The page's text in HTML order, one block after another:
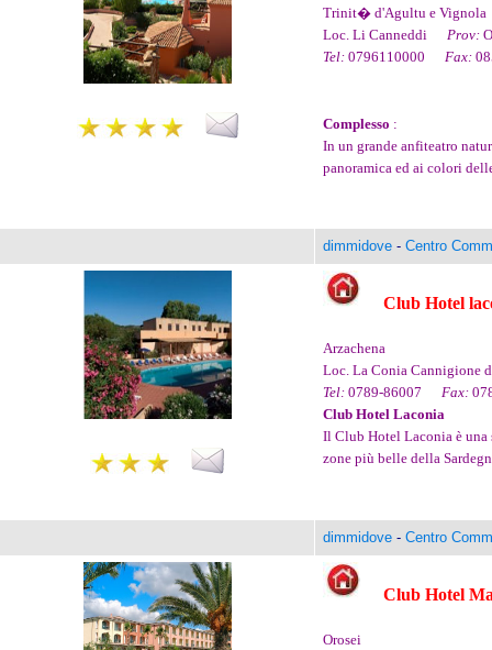
Trinit� d'Agultu e Vignola
Loc. Li Canneddi Prov:
Tel: 0796110000 Fax:
Complesso :
In un grande anfiteatro
panoramica ed ai colori
dimmidove- Centro
Club Hotel
Arzachena
Loc. La Conia
Tel: 0789-86007 Fax:
Club Hotel Laconia
Il Club Hotel Laconia è una
zone più belle della
dimmidove- Centro
Club Hotel
Orosei